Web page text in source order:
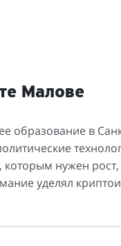
Малове
образование в
нужен
уделял